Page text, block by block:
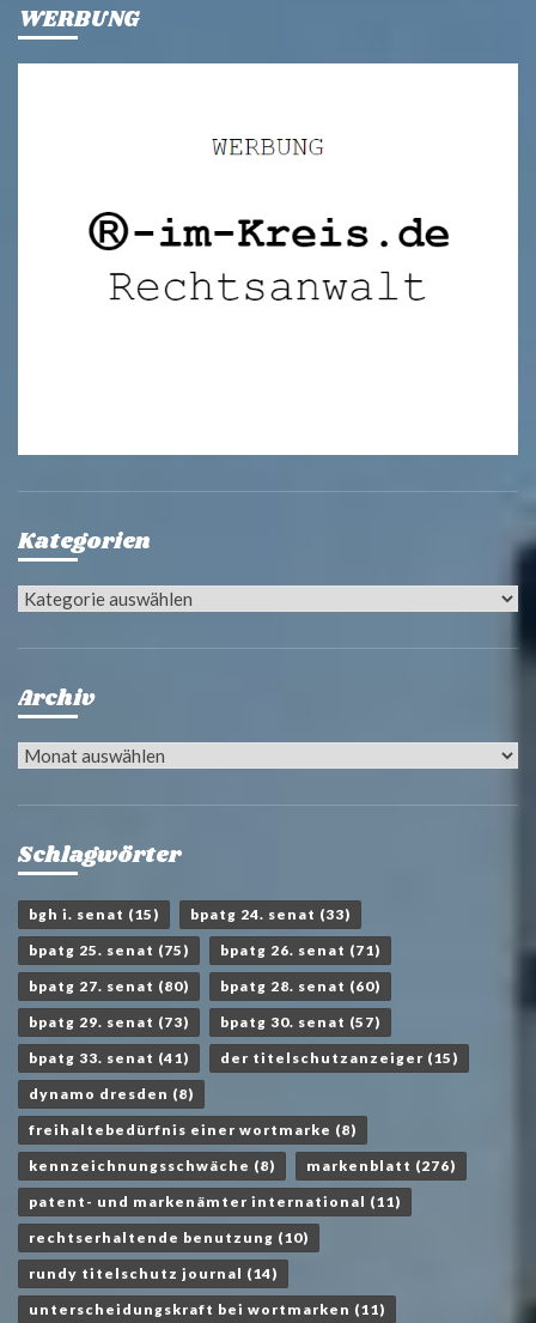
WERBUNG
Kategorien
Kategorien
Archiv
Archiv
Schlagwörter
bgh i. senat (15) bpatg 24. senat (33)
bpatg 25. senat (75) bpatg 26. senat (71)
bpatg 27. senat (80) bpatg 28. senat (60)
bpatg 29. senat (73) bpatg 30. senat (57)
bpatg 33. senat (41) der titelschutzanzeiger (15)
dynamo dresden (8)
freihaltebedürfnis einer wortmarke (8)
kennzeichnungsschwäche (8) markenblatt (276)
patent- und markenämter international (11)
rechtserhaltende benutzung (10)
rundy titelschutz journal (14)
unterscheidungskraft bei wortmarken (11)